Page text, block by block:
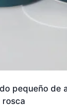
pequeño de
rosca